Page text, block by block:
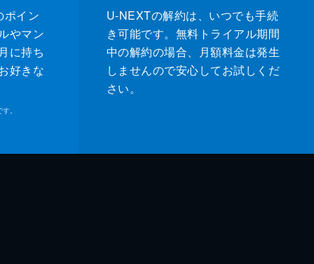
ポイン
やマン
に持ち
好きな
。
U-NEXTの解約は、いつでも手続
き可能です。無料トライアル期間
中の解約の場合、月額料金は発生
しませんので安心してお試しくだ
さい。